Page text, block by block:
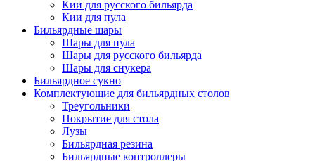
Кии для русского бильярда
Кии для пула
Бильярдные шары
Шары для пула
Шары для русского бильярда
Шары для снукера
Бильярдное сукно
Комплектующие для бильярдных столов
Треугольники
Покрытие для стола
Лузы
Бильярдная резина
Бильярдные контроллеры